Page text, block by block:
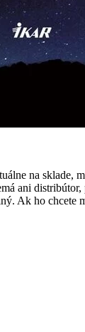
na sklade,
ani distribútor,
Ak ho chcete